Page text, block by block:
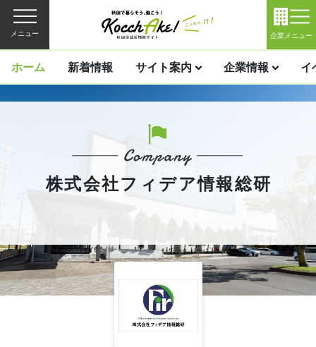
メニュー 企業メニュー
ホーム 新着情報 サイト案内 企業情報 イ
株式会社フィデア情報総研